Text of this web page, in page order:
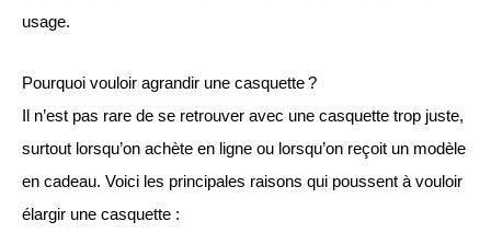
usage.
Pourquoi vouloir agrandir une casquette ?
Il n’est pas rare de se retrouver avec une casquette trop juste,
surtout lorsqu’on achète en ligne ou lorsqu’on reçoit un modèle
en cadeau. Voici les principales raisons qui poussent à vouloir
élargir une casquette :